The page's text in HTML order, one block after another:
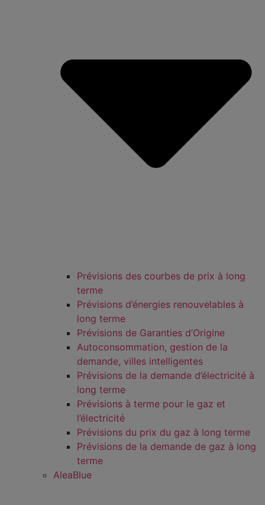
Prévisions des courbes de prix à long
terme
Prévisions d’énergies renouvelables à
long terme
Prévisions de Garanties d’Origine
Autoconsommation, gestion de la
demande, villes intelligentes
Prévisions de la demande d’électricité à
long terme
Prévisions à terme pour le gaz et
l’électricité
Prévisions du prix du gaz à long terme
Prévisions de la demande de gaz à long
terme
AleaBlue